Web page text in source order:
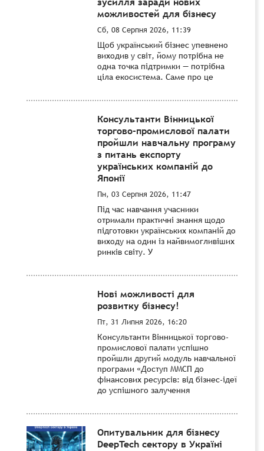
можливостей для бізнесу
Сб, 08 Серпня 2026, 11:39
Щоб український бізнес упевнено
виходив у світ, йому потрібна не
одна точка підтримки — потрібна
ціла екосистема. Саме про це
Консультанти Вінницької
торгово-промислової палати
пройшли навчальну програму
з питань експорту
українських компаній до
Японії
Пн, 03 Серпня 2026, 11:47
Під час навчання учасники
отримали практичні знання щодо
підготовки українських компаній до
виходу на один із найвимогливіших
ринків світу. У
Нові можливості для
розвитку бізнесу!
Пт, 31 Липня 2026, 16:20
Консультанти Вінницької торгово-
промислової палати успішно
пройшли другий модуль навчальної
програми «Доступ ММСП до
фінансових ресурсів: від бізнес-ідеї
до успішного залучення
Опитувальник для бізнесу
DeepTech сектору в Україні